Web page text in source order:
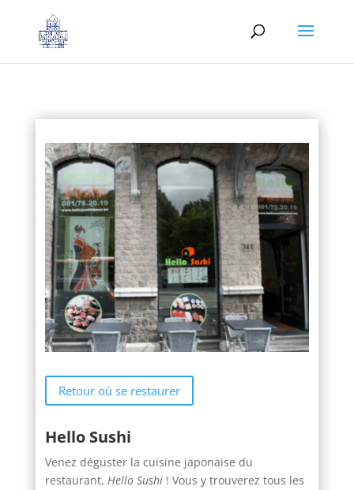
Retour où se restaurer
Hello Sushi
Venez déguster la cuisine japonaise du
restaurant, Hello Sushi! Vous y trouverez tous les